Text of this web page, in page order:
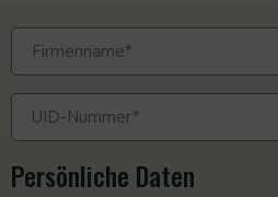
Persönliche Daten